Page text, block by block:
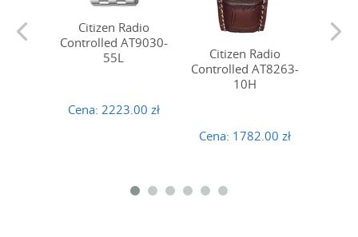
Citizen Radio
Controlled AT9030-
55L
Cena: 2223.00 zł
Citizen Radio
Controlled AT8263-
10H
Cena: 1782.00 zł